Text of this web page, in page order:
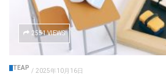
2551 VIEWS
TEAP / 2025年10月16日